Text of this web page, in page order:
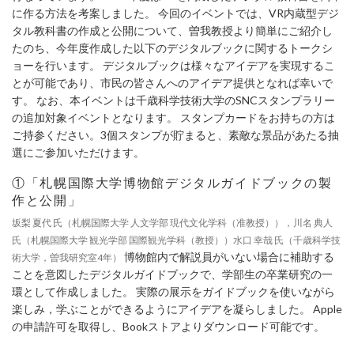
に作る方法を考案しました。 今回のイベントでは、VR内蔵型デジ
タル教科書の作成と公開について、曽我教授より簡単にご紹介し
たのち、今年度作成した以下のデジタルブックに関するトークシ
ョーを行います。 デジタルブックは様々なアイデアを実現するこ
とが可能であり、市民の皆さんへのアイデア提供となれば幸いで
す。 なお、本イベントは千歳科学技術大学のSNCスタンプラリー
の追加対象イベントとなります。 スタンプカードをお持ちの方は
ご持参ください。3個スタンプが貯まると、素敵な景品があたる抽
選にご参加いただけます。
①「札幌国際大学博物館デジタルガイドブックの製
作と公開」
坂梨 夏代 氏（札幌国際大学 人文学部 現代文化学科（准教授）），川名 典人
氏（札幌国際大学 観光学部 国際観光学科（教授））水口 幸哉 氏（千歳科学技
術大学，曽我研究室4年）
博物館内で解説員がいない場合に補助する
ことを意図したデジタルガイドブックで、学部生の卒業研究の一
環として作成しました。 実際の展示をガイドブックを使いながら
楽しみ，学ぶことができるようにアイデアを凝らしました。 Apple
の申請許可を取得し、Bookストアよりダウンロード可能です。